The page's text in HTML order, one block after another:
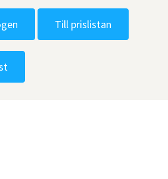
Till prislistan